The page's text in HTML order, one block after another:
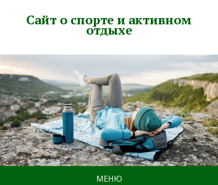
Сайт о спорте и активном
отдыхе
МЕНЮ